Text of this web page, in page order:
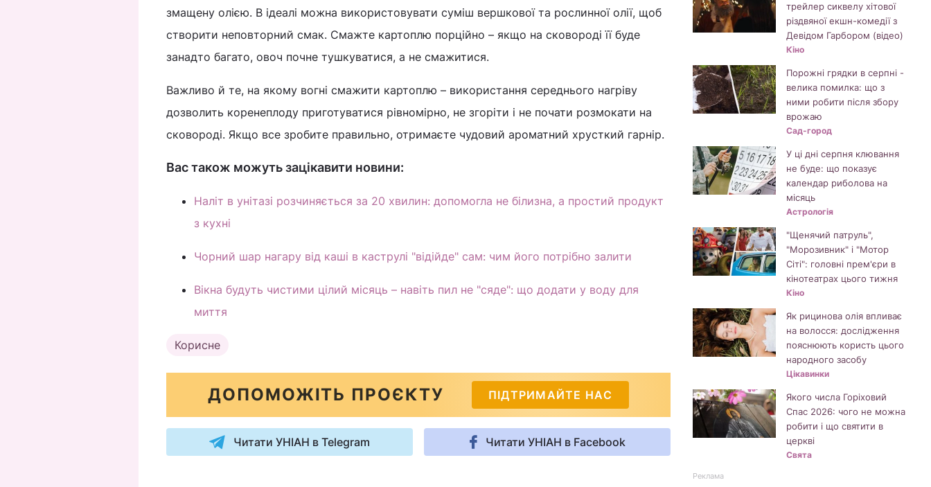
змащену олією. В ідеалі можна використовувати суміш вершкової та рослинної олії, щоб
створити неповторний смак. Смажте картоплю порційно – якщо на сковороді її буде
занадто багато, овоч почне тушкуватися, а не смажитися.
Важливо й те, на якому вогні смажити картоплю – використання середнього нагріву
дозволить коренеплоду приготуватися рівномірно, не згоріти і не почати розмокати на
сковороді. Якщо все зробите правильно, отримаєте чудовий ароматний хрусткий гарнір.
Вас також можуть зацікавити новини:
Наліт в унітазі розчиняється за 20 хвилин: допомогла не білизна, а простий продукт
з кухні
Чорний шар нагару від каші в каструлі "відійде" сам: чим його потрібно залити
Вікна будуть чистими цілий місяць – навіть пил не "сяде": що додати у воду для
миття
Корисне
ДОПОМОЖІТЬ ПРОЄКТУ ПІДТРИМАЙТЕ НАС
Читати УНІАН в Telegram Читати УНІАН в Facebook
трейлер сиквелу хітової
різдвяної екшн-комедії з
Девідом Гарбором (відео)
Кіно
Порожні грядки в серпні -
велика помилка: що з
ними робити після збору
врожаю
Сад-город
У ці дні серпня клювання
не буде: що показує
календар риболова на
місяць
Астрологія
"Щенячий патруль",
"Морозивник" і "Мотор
Сіті": головні прем'єри в
кінотеатрах цього тижня
Кіно
Як рицинова олія впливає
на волосся: дослідження
пояснюють користь цього
народного засобу
Цікавинки
Якого числа Горіховий
Спас 2026: чого не можна
робити і що святити в
церкві
Свята
Реклама